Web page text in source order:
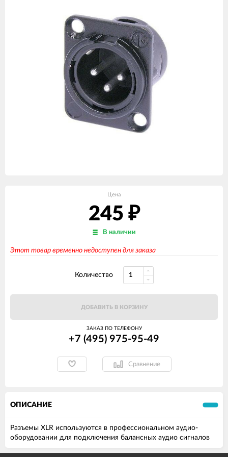
Цена
245 ₽
В наличии
Этот товар временно недоступен для заказа
Количество
ДОБАВИТЬ В КОРЗИНУ
ЗАКАЗ ПО ТЕЛЕФОНУ
+7 (495) 975-95-49
Сравнение
ОПИСАНИЕ
Разъемы XLR используются в профессиональном аудио-
оборудовании для подключения балансных аудио сигналов